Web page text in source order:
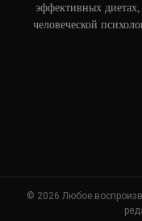
эффективных
человеческой
© 2026 Любое